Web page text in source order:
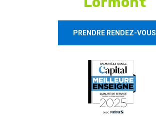
PRENDRE RENDEZ-VOUS